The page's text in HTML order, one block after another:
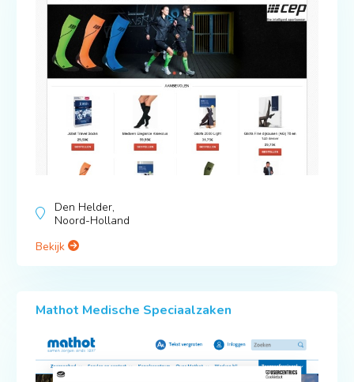
Den Helder,
Noord-Holland
Bekijk
Mathot Medische Speciaalzaken